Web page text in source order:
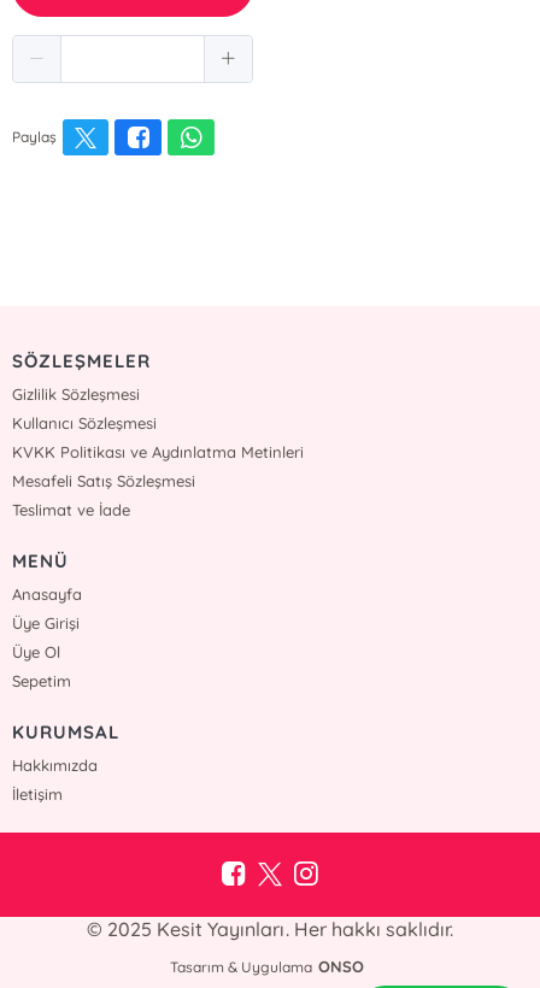
Paylaş
SÖZLEŞMELER
Gizlilik Sözleşmesi
Kullanıcı Sözleşmesi
KVKK Politikası ve Aydınlatma Metinleri
Mesafeli Satış Sözleşmesi
Teslimat ve İade
MENÜ
Anasayfa
Üye Girişi
Üye Ol
Sepetim
KURUMSAL
Hakkımızda
İletişim
© 2025 Kesit Yayınları. Her hakkı saklıdır.
Tasarım & Uygulama ONSO